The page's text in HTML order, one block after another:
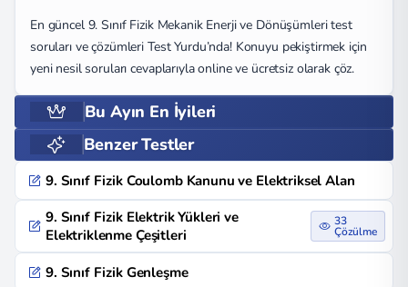
En güncel 9. Sınıf Fizik Mekanik Enerji ve Dönüşümleri test
soruları ve çözümleri Test Yurdu’nda! Konuyu pekiştirmek için
yeni nesil soruları cevaplarıyla online ve ücretsiz olarak çöz.
Bu Ayın En İyileri
Benzer Testler
9. Sınıf Fizik Coulomb Kanunu ve Elektriksel Alan
9. Sınıf Fizik Elektrik Yükleri ve
Elektriklenme Çeşitleri
33
Çözülme
9. Sınıf Fizik Genleşme